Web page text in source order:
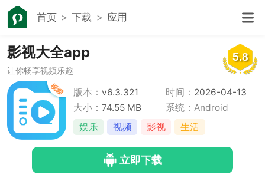
首页 下载 应用
5.8
影视大全app
让你畅享视频乐趣
版本：v6.3.321 时间： 2026-04-13
大小：74.55 MB
系统：Android
娱乐
视频 影视 生活
立即下载